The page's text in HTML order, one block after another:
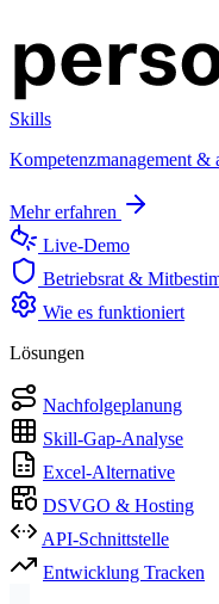
Skills
Kompetenzmanagement &
Mehr erfahren
Live-Demo
Betriebsrat &
Wie es funktioniert
Lösungen
Nachfolgeplanung
Skill-Gap-Analyse
Excel-Alternative
DSVGO & Hosting
API-Schnittstelle
Entwicklung Tracken